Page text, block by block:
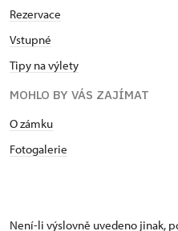
Rezervace
Vstupné
Tipy na výlety
MOHLO BY VÁS ZAJÍMAT
O zámku
Fotogalerie
Není-li výslovně uvedeno jinak,